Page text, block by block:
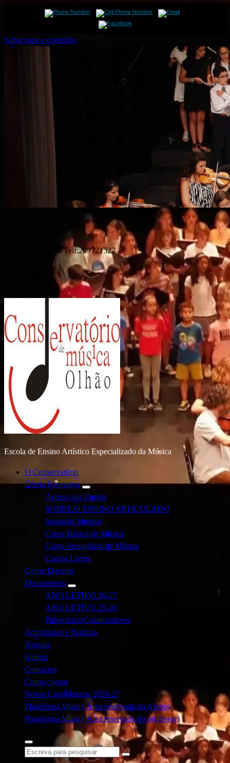
Saltar para o conteúdo
Telm: 969605734 Telf:289721527
Escola de Ensino Artístico Especializado da Música
O Conservatório
Oferta Formativa
Acesso aos Cursos
SOBRE O ENSINO ARTICULADO
Iniciação Musical
Curso Básico de Música
Curso Secundário de Música
Cursos Livres
Corpo Docente
Documentos
ANO LETIVO 26-27
ANO LETIVO 25-26
Patrocínios/Colaboradores
Actividades e Notícias
Agenda
Galeria
Contactos
Como chegar
Novas Candidaturas 2026-27
Plataforma Musa ( Área reservada do Aluno)
Plataforma Musa ( Área reservada do professor)